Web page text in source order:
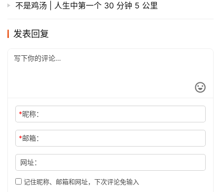
不是鸡汤 | 人生中第一个 30 分钟 5 公里
发表回复
*昵称：
*邮箱：
网址：
记住昵称、邮箱和网址，下次评论免输入